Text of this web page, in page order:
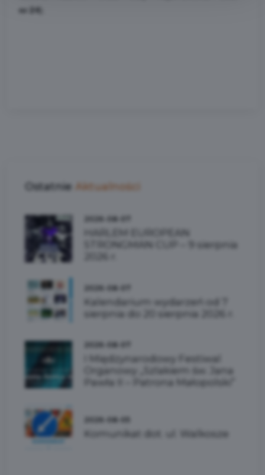
nr 24
Ostatnie Aktualności
STRONGMAN CUP – 9 sierpnia
2026-08-07
Kalendarium wydarzeń od 7
sierpnia do 20 sierpnia 2026 r.
I Międzynarodowy Festiwal
Organowy „Szlakiem św. Jana
Pawła II – Patrona Małopolski”
2026-08-05
Komunikat dot. ul. Walkosze